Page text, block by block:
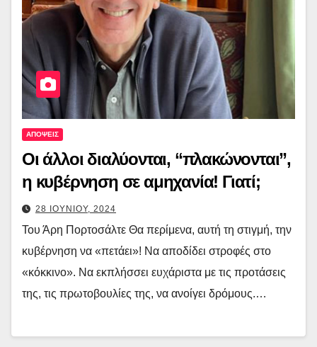
ΑΠΟΨΕΙΣ
Οι άλλοι διαλύονται, “πλακώνονται”,
η κυβέρνηση σε αμηχανία! Γιατί;
28 ΙΟΥΝΙΟΥ, 2024
Του Άρη Πορτοσάλτε Θα περίμενα, αυτή τη στιγμή, την
κυβέρνηση να «πετάει»! Να αποδίδει στροφές στο
«κόκκινο». Να εκπλήσσει ευχάριστα με τις προτάσεις
της, τις πρωτοβουλίες της, να ανοίγει δρόμους.…